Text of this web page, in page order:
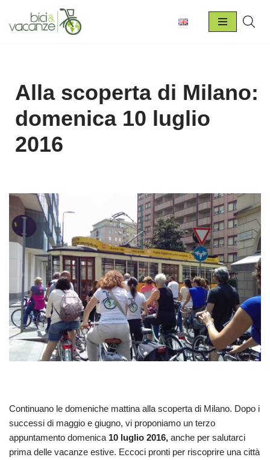
Vai
Alla scoperta di Milano:
domenica 10 luglio
2016
Continuano le domeniche mattina alla scoperta di Milano. Dopo i
successi di maggio e giugno, vi proponiamo un terzo
appuntamento domenica 10 luglio 2016, anche per salutarci
prima delle vacanze estive. Eccoci pronti per riscoprire una città